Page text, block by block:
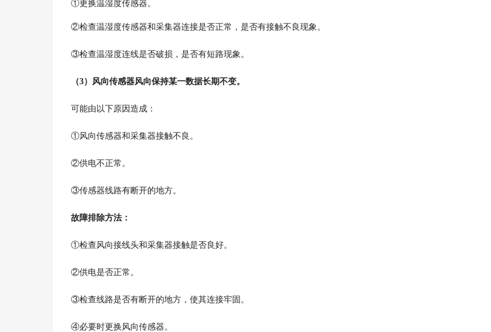
①更换温湿度传感器。
②检查温湿度传感器和采集器连接是否正常，是否有接触不良现象。
③检查温湿度连线是否破损，是否有短路现象。
（3）风向传感器风向保持某一数据长期不变。
可能由以下原因造成：
①风向传感器和采集器接触不良。
②供电不正常。
③传感器线路有断开的地方。
故障排除方法：
①检查风向接线头和采集器接触是否良好。
②供电是否正常。
③检查线路是否有断开的地方，使其连接牢固。
④必要时更换风向传感器。